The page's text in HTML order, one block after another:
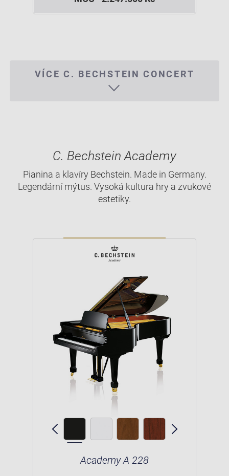
VÍCE C. BECHSTEIN CONCERT
C. Bechstein Academy
Pianina a klavíry Bechstein. Made in Germany.
Legendární mýtus. Vysoká kultura hry a zvukové
estetiky.
Academy A 228